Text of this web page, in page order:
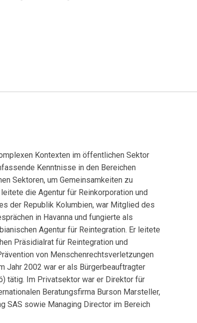
Kontexten im öffentlichen Sektor
Kenntnisse in den Bereichen
Sektoren, um Gemeinsamkeiten zu
die Agentur für Reinkorporation und
der Republik Kolumbien, war Mitglied des
in Havanna und fungierte als
Agentur für Reintegration. Er leitete
Präsidialrat für Reintegration und
von Menschenrechtsverletzungen
Jahr 2002 war er als Bürgerbeauftragter
tätig. Im Privatsektor war er Direktor für
Beratungsfirma Burson Marsteller,
SAS sowie Managing Director im Bereich